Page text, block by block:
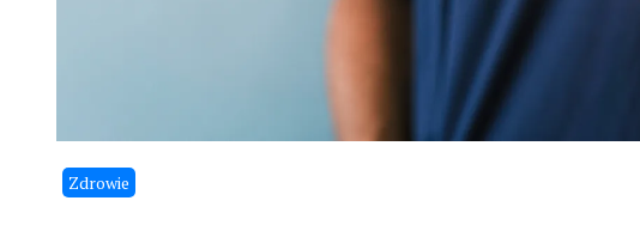
Zdrowie